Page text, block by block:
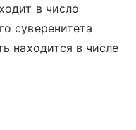
в число
суверенитета
находится в числе